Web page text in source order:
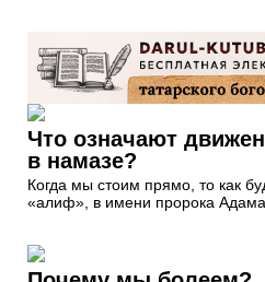
Что означают
в намазе?
Когда мы стоим прямо, то как
«алиф», в имени пророка